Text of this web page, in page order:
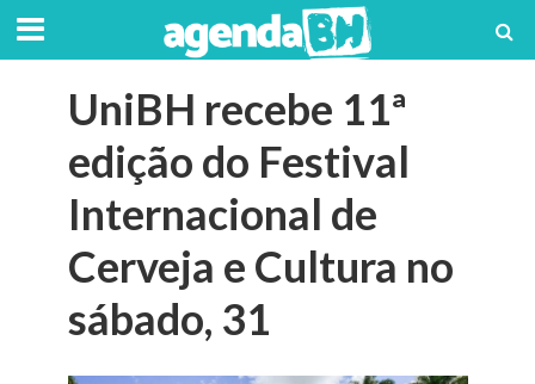
UniBH recebe 11ª
edição do Festival
Internacional de
Cerveja e Cultura no
sábado, 31